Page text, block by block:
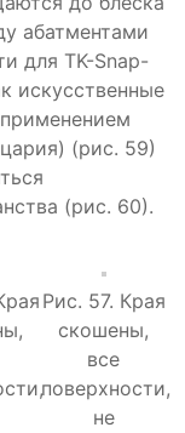
абатментами
для TK-Snap-
искусственные
(рис. 59)
(рис. 60).
Рис. 57. Края
скошены,
все
поверхности,
не